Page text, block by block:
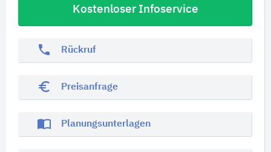
Kostenloser Infoservice
phone Rückruf
euro_symbol Preisanfrage
import_contacts Planungsunterlagen